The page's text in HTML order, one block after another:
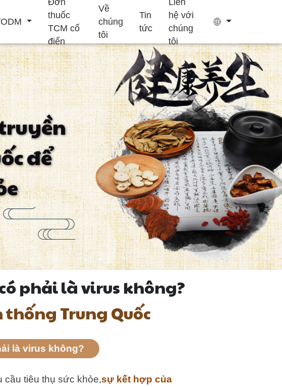
Đơn
thuốc
TCM cổ
điển
Về
chúng
tôi
Tin
tức
Liên
hệ với
chúng
tôi
tim mạch
Bổ sung hỗ trợ
giấc ngủ
Bổ sung tăng
trưởng trẻ em
Bánh Ejiao
Túi trà Keo
để
phải là virus không?
Trung Quốc
là virus không?
cầu tiêu thụ sức khỏe,sự kết hợp của